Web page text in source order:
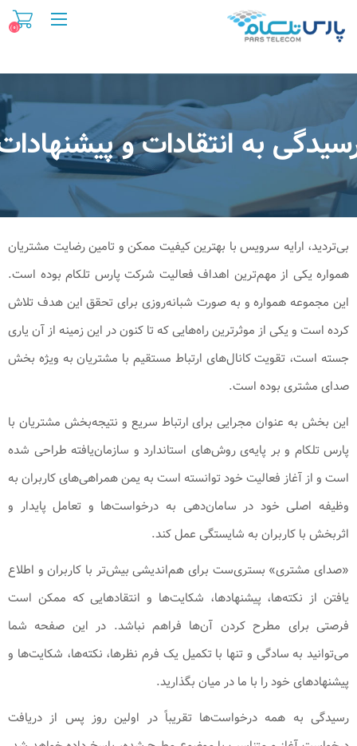
(۰)
به انتقادات و
بی‌تردید، ارایه سرویس با بهترین کیفیت ممکن و تامین رضایت مشتریان
همواره یکی از مهم‌ترین اهداف فعالیت شرکت‌ پارس تلکام بوده است.
این مجموعه همواره و به صورت شبانه‌روزی برای تحقق این هدف تلاش
کرده است و یکی از موثرترین راه‌هایی که تا کنون در این زمینه از آن یاری
جسته است، تقویت کانال‌های ارتباط مستقیم با مشتریان به ویژه بخش
صدای مشتری بوده است.
این بخش به عنوان مجرایی برای ارتباط سریع و نتیجه‌بخش مشتریان با
پارس تلکام و بر پایه‌ی روش‌های استاندارد و سازمان‌یافته طراحی شده
است و از آغاز فعالیت خود توانسته است به یمن همراهی‌های کاربران به
وظیفه اصلی خود در سامان‌دهی به درخواست‌ها و تعامل پایدار و
اثربخش با کاربران به شایستگی عمل کند.
«صدای مشتری» بستری‌ست برای هم‌اندیشی بیش‌تر با کاربران و اطلاع
یافتن از نکته‌ها، پیشنهادها، شکایت‌ها و انتقادهایی که ممکن است
فرصتی برای مطرح کردن‌ آن‌ها فراهم نباشد. در این صفحه شما
می‌توانید به سادگی و تنها با تکمیل یک فرم نظرها، نکته‌ها، شکایت‌ها و
پیشنهادهای خود را با ما در میان بگذارید.
رسیدگی به همه درخواست‌ها تقریباً در اولین روز پس از دریافت